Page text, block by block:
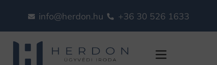
info@herdon.hu +36 30 526 1633